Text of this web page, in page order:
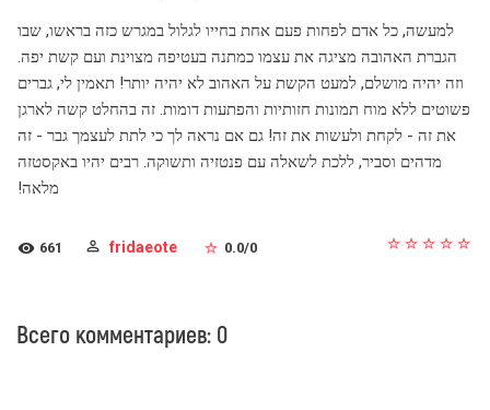
למעשה, כל אדם לפחות פעם אחת בחייו לגלול במגרש כזה בראשו, שבו
הגברת האהובה מציגה את עצמו כמתנה בעטיפה מצוינת ועם קשת יפה.
וזה יהיה מושלם, למעט הקשת על האהוב לא יהיה יותר! תאמין לי, גברים
פשוטים ללא מוח תמונות חזותיות והפתעות דומות. זה בהחלט קשה לארגן
את זה - לקחת ולעשות את זה! גם אם נראה לך כי לתת לעצמך גבר - זה
מדהים וסביר, ללכת לשאלה עם פנטזיה ותשוקה. רבים יהיו באקסטזה
מלאה!
661 fridaeote 0.0/0
Всего комментариев: 0